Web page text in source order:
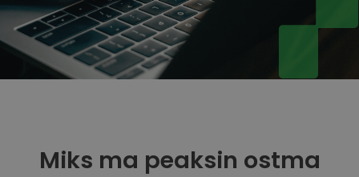
Miks ma peaksin ostma